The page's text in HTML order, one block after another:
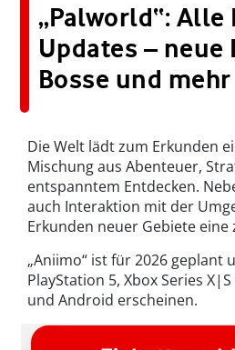
„Palworld“: Alle
Updates – neue
Bosse und mehr
Die Welt lädt zum Erkunden
Mischung aus Abenteuer,
entspanntem Entdecken.
auch Interaktion mit der
Erkunden neuer Gebiete eine
„Aniimo“ ist für 2026 geplant
PlayStation 5, Xbox Series
und Android erscheinen.